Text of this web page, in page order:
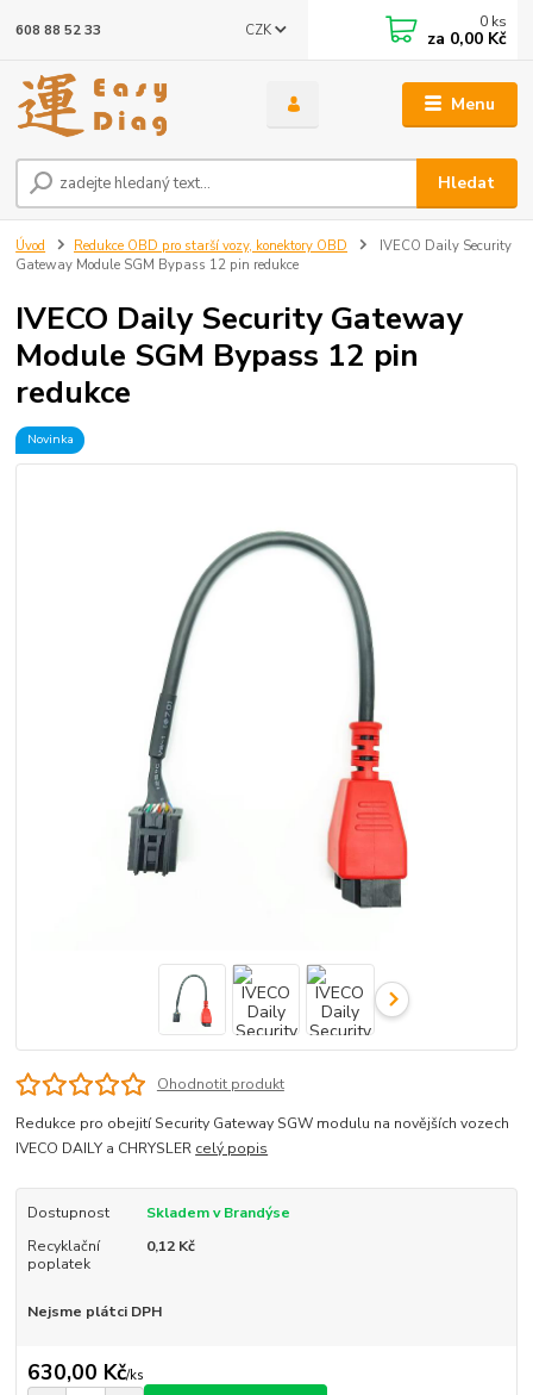
Menu
CZK
Hledat
608 88 52 33 0 ks
za 0,00 Kč
Úvod Redukce OBD pro starší vozy, konektory OBD
IVECO Daily Security
Gateway Module SGM Bypass 12 pin redukce
IVECO Daily Security Gateway
Module SGM Bypass 12 pin
redukce
Novinka
Ohodnotit produkt
Redukce pro obejití Security Gateway SGW modulu na novějších vozech
IVECO DAILY a CHRYSLER celý popis
Dostupnost
Skladem v Brandýse
Recyklační
poplatek
0,12 Kč
Nejsme plátci DPH
630,00 Kč/ks